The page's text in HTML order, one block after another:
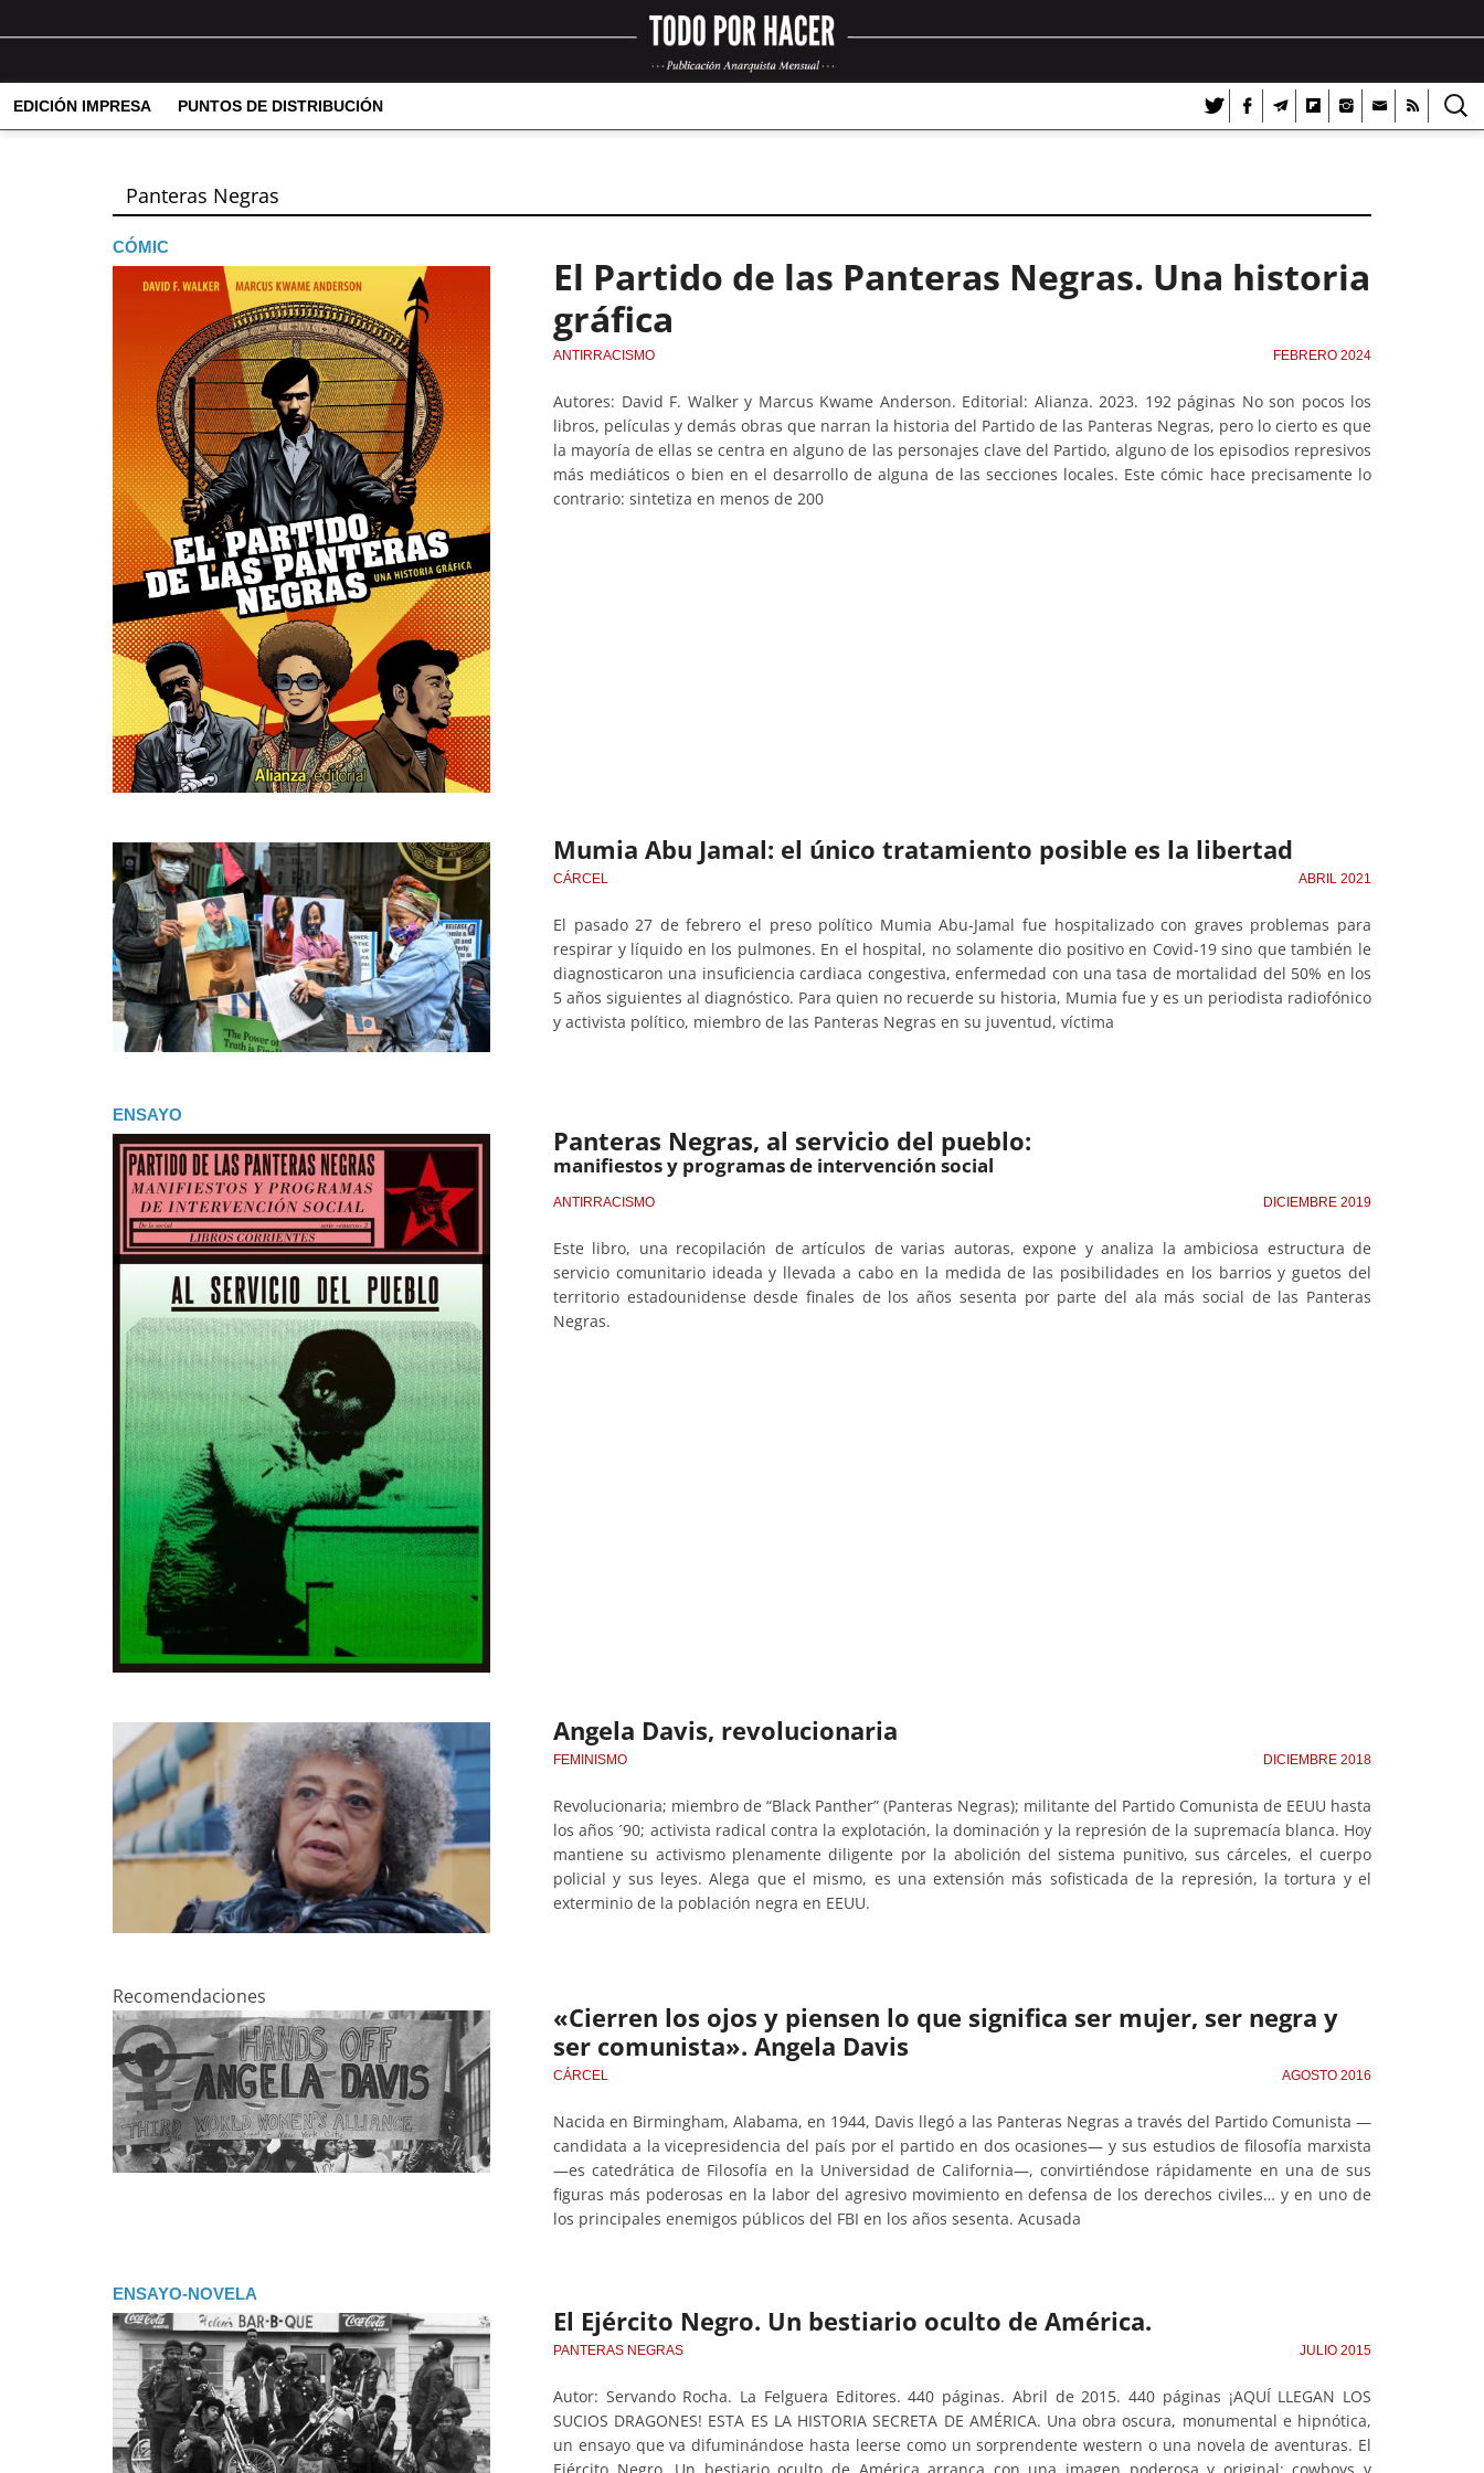
EDICIÓN IMPRESA PUNTOS DE DISTRIBUCIÓN
Panteras Negras
CÓMIC
El Partido de las Panteras Negras. Una historia
gráfica
ANTIRRACISMO FEBRERO 2024
Autores: David F. Walker y Marcus Kwame Anderson. Editorial: Alianza. 2023. 192 páginas No son pocos los
libros, películas y demás obras que narran la historia del Partido de las Panteras Negras, pero lo cierto es que
la mayoría de ellas se centra en alguno de las personajes clave del Partido, alguno de los episodios represivos
más mediáticos o bien en el desarrollo de alguna de las secciones locales. Este cómic hace precisamente lo
contrario: sintetiza en menos de 200
Mumia Abu Jamal: el único tratamiento posible es la libertad
CÁRCEL ABRIL 2021
El pasado 27 de febrero el preso político Mumia Abu-Jamal fue hospitalizado con graves problemas para
respirar y líquido en los pulmones. En el hospital, no solamente dio positivo en Covid-19 sino que también le
diagnosticaron una insuficiencia cardiaca congestiva, enfermedad con una tasa de mortalidad del 50% en los
5 años siguientes al diagnóstico. Para quien no recuerde su historia, Mumia fue y es un periodista radiofónico
y activista político, miembro de las Panteras Negras en su juventud, víctima
ENSAYO
Panteras Negras, al servicio del pueblo:
manifiestos y programas de intervención social
ANTIRRACISMO DICIEMBRE 2019
Este libro, una recopilación de artículos de varias autoras, expone y analiza la ambiciosa estructura de
servicio comunitario ideada y llevada a cabo en la medida de las posibilidades en los barrios y guetos del
territorio estadounidense desde finales de los años sesenta por parte del ala más social de las Panteras
Negras.
Angela Davis, revolucionaria
FEMINISMO DICIEMBRE 2018
Revolucionaria; miembro de “Black Panther” (Panteras Negras); militante del Partido Comunista de EEUU hasta
los años ´90; activista radical contra la explotación, la dominación y la represión de la supremacía blanca. Hoy
mantiene su activismo plenamente diligente por la abolición del sistema punitivo, sus cárceles, el cuerpo
policial y sus leyes. Alega que el mismo, es una extensión más sofisticada de la represión, la tortura y el
exterminio de la población negra en EEUU.
Recomendaciones
«Cierren los ojos y piensen lo que significa ser mujer, ser negra y
ser comunista». Angela Davis
CÁRCEL AGOSTO 2016
Nacida en Birmingham, Alabama, en 1944, Davis llegó a las Panteras Negras a través del Partido Comunista —
candidata a la vicepresidencia del país por el partido en dos ocasiones— y sus estudios de filosofía marxista
—es catedrática de Filosofía en la Universidad de California—, convirtiéndose rápidamente en una de sus
figuras más poderosas en la labor del agresivo movimiento en defensa de los derechos civiles… y en uno de
los principales enemigos públicos del FBI en los años sesenta. Acusada
ENSAYO-NOVELA
El Ejército Negro. Un bestiario oculto de América.
PANTERAS NEGRAS JULIO 2015
Autor: Servando Rocha. La Felguera Editores. 440 páginas. Abril de 2015. 440 páginas ¡AQUÍ LLEGAN LOS
SUCIOS DRAGONES! ESTA ES LA HISTORIA SECRETA DE AMÉRICA. Una obra oscura, monumental e hipnótica,
un ensayo que va difuminándose hasta leerse como un sorprendente western o una novela de aventuras. El
Ejército Negro. Un bestiario oculto de América arranca con una imagen poderosa y original: cowboys y